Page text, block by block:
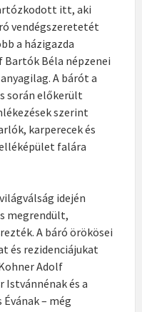
itt, aki
vendégszeretetét
a házigazda
Béla népzenei
A bárót a
során előkerült
szerint
karperecek és
falára
idején
megrendült,
A báró örökösei
és rezidenciájukat
Adolf
Istvánnénak és a
– még